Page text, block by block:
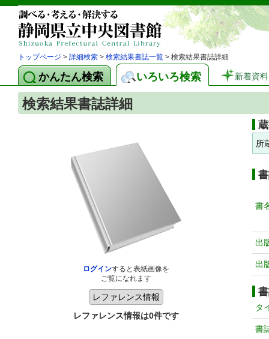
トップページ > 詳細検索 > 検索結果書誌一覧 > 検索結果書誌詳細
かんたん検索 いろいろ検索 新着資料
検索結果書誌詳細
ログインすると表紙画像を
ご覧になれます
レファレンス情報は0件です
所
書
出
出
タ
書